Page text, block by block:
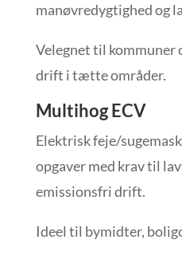
manøvredygtighed og
Velegnet til kommuner
drift i tætte områder.
Multihog ECV
Elektrisk feje/
opgaver med krav til
emissionsfri drift.
Ideel til bymidter,